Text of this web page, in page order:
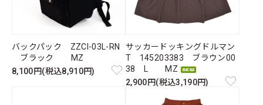
バックパック ZZCI-03L-RN
ブラック MZ
8,100円(税込8,910円)
サッカードッキングドルマン
T 145203383 ブラウン00
38 L MZ
2,900円(税込3,190円)